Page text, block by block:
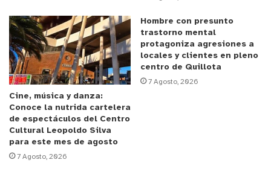
y tú, ¿qué opinas?
Cine, música y danza:
Conoce la nutrida cartelera
de espectáculos del Centro
Cultural Leopoldo Silva
para este mes de agosto
7 Agosto, 2026
Hombre con presunto
trastorno mental
protagoniza agresiones a
locales y clientes en pleno
centro de Quillota
7 Agosto, 2026